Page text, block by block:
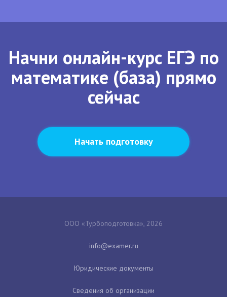
Начни онлайн-курс ЕГЭ по
математике (база) прямо
сейчас
Начать подготовку
ООО «Турбоподготовка», 2026
Юридические документы
Сведения об организации